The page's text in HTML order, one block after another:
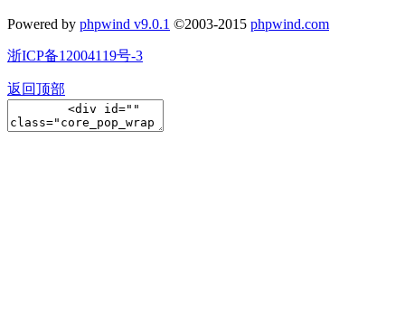
Powered by phpwind v9.0.1 ©2003-2015 phpwind.com
浙ICP备12004119号-3
返回顶部